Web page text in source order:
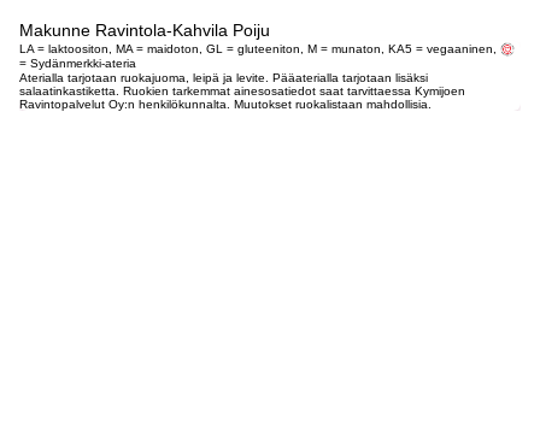
Makunne Ravintola-Kahvila Poiju
LA = laktoositon, MA = maidoton, GL = gluteeniton, M = munaton, KA5 = vegaaninen,
= Sydänmerkki-ateria
Aterialla tarjotaan ruokajuoma, leipä ja levite. Pääaterialla tarjotaan lisäksi
salaatinkastiketta. Ruokien tarkemmat ainesosatiedot saat tarvittaessa Kymijoen
Ravintopalvelut Oy:n henkilökunnalta. Muutokset ruokalistaan mahdollisia.